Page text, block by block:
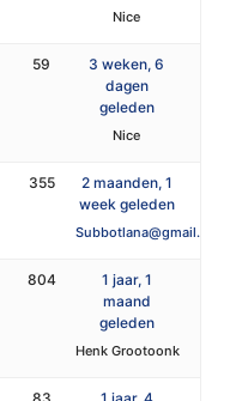
Nice
59
3 weken, 6
dagen
geleden
Nice
355
2 maanden, 1
week geleden
Subbotlana@gmail.com
804
1 jaar, 1
maand
geleden
Henk Grootoonk